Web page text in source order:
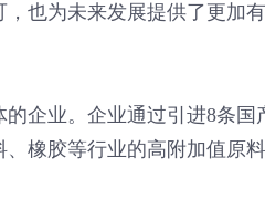
也为未来发展提供了更加
企业。企业通过引进8条
、橡胶等行业的高附加值